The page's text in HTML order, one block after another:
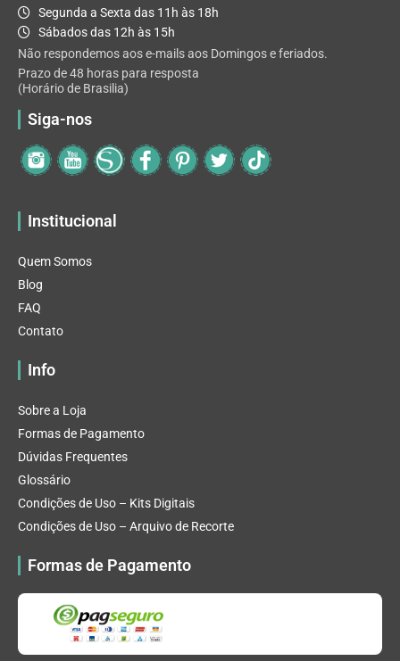
Segunda a Sexta das 11h às 18h
Sábados das 12h às 15h
Não respondemos aos e-mails aos Domingos e feriados.
Prazo de 48 horas para resposta
(Horário de Brasilia)
Siga-nos
Institucional
Quem Somos
Blog
FAQ
Contato
Info
Sobre a Loja
Formas de Pagamento
Dúvidas Frequentes
Glossário
Condições de Uso – Kits Digitais
Condições de Uso – Arquivo de Recorte
Formas de Pagamento